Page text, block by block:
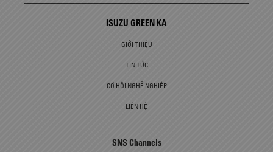
ISUZU GREEN KA
GIỚI THIỆU
TIN TỨC
CƠ HỘI NGHỀ NGHIỆP
LIÊN HỆ
SNS Channels